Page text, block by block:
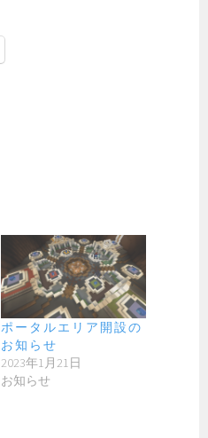
ポータルエリア開設の
お知らせ
2023年1月21日
お知らせ